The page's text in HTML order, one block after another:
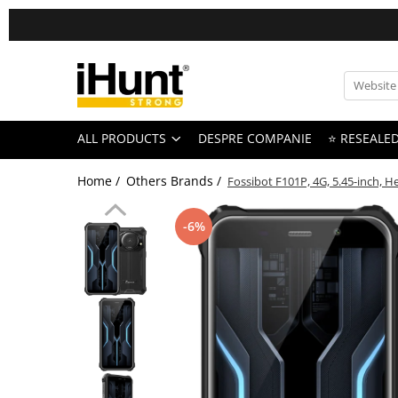
TELEFOANE & TABLETE IHUNT
Telefoane iHunt
Smartphone
Bluetooth Speakers
Accesorii telefoane
Huse protectie
Accesorii smartwatch
ELECTROCASNICE
ALL PRODUCTS DESPRE COMPANIE ⭐
Home / Others Brands / Fossibot F101P, 4G, 5.45-inch,
-6%